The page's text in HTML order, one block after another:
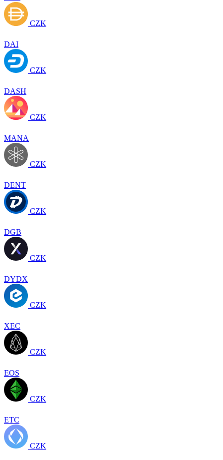
CZK
DAI
CZK
DASH
CZK
MANA
CZK
DENT
CZK
DGB
CZK
DYDX
CZK
XEC
CZK
EOS
CZK
ETC
CZK